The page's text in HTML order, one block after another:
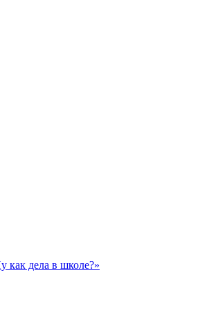
дела в школе?»